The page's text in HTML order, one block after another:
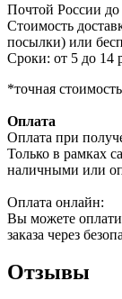
Почтой России до
Стоимость
посылки) или
Сроки: от 5 до 14
*точная
Оплата
Оплата при
Только в рамках
наличными или
Оплата онлайн:
Вы можете
заказа через
Отзывы